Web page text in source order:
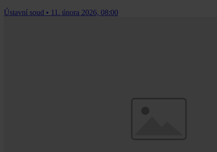
Ústavní soud • 11. února 2026, 08:00